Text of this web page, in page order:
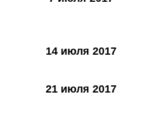
14 июля 2017
21 июля 2017